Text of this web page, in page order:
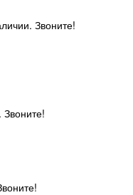
Звоните!